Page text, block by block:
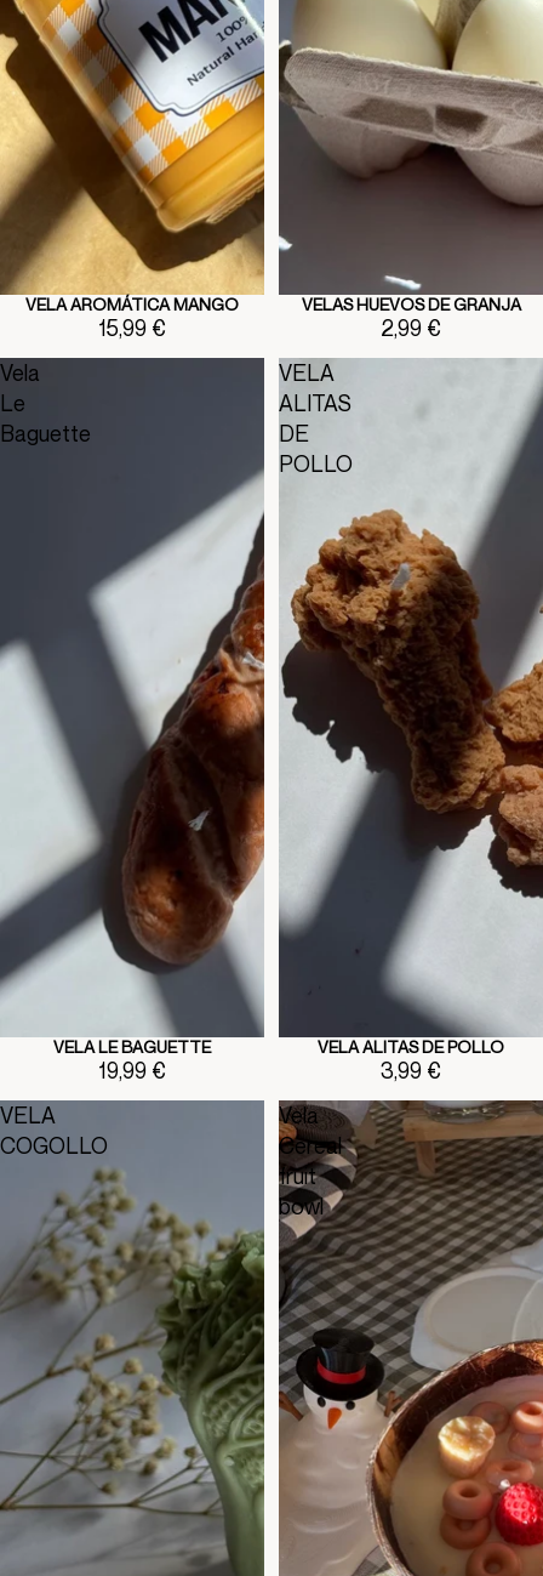
VELA AROMÁTICA MANGO
15,99 €
VELAS HUEVOS DE GRANJA
2,99 €
Vela
Le
Baguette
VELA LE BAGUETTE
19,99 €
VELA
ALITAS
DE
POLLO
VELA ALITAS DE POLLO
3,99 €
VELA
COGOLLO
Vela
Cereal
fruit
bowl